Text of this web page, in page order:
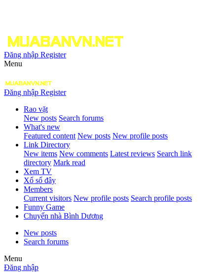
Đăng nhập Register
Menu
Đăng nhập Register
Rao vặt
New posts Search forums
What's new
Featured content New posts New profile posts
Link Directory
New items New comments Latest reviews Search link
directory Mark read
Xem TV
Xổ số đây
Members
Current visitors New profile posts Search profile posts
Funny Game
Chuyển nhà Bình Dương
New posts
Search forums
Menu
Đăng nhập